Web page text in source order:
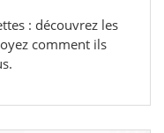
: découvrez les
comment ils